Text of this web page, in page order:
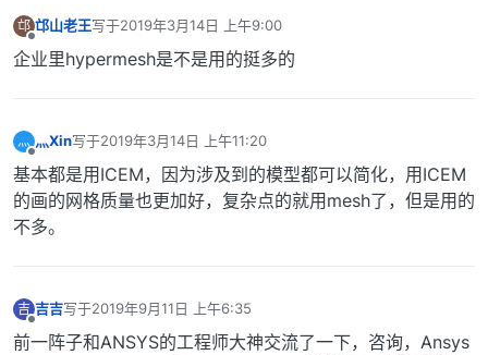
邙 邙山老王写于2019年3月14日 上午9:00
最后由 编辑
企业里hypermesh是不是用的挺多的
灬 灬Xin写于2019年3月14日 上午11:20
最后由 编辑
基本都是用ICEM，因为涉及到的模型都可以简化，用ICEM
的画的网格质量也更加好，复杂点的就用mesh了，但是用的
不多。
吉 吉吉写于2019年9月11日 上午6:35
最后由 编辑
前一阵子和ANSYS的工程师大神交流了一下，咨询，Ansys